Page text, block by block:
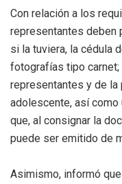
Con relación a los
representantes deben
si la tuviera, la cédula
fotografías tipo
representantes y de la
adolescente, así como
que, al consignar la
puede ser emitido de
Asimismo, informó